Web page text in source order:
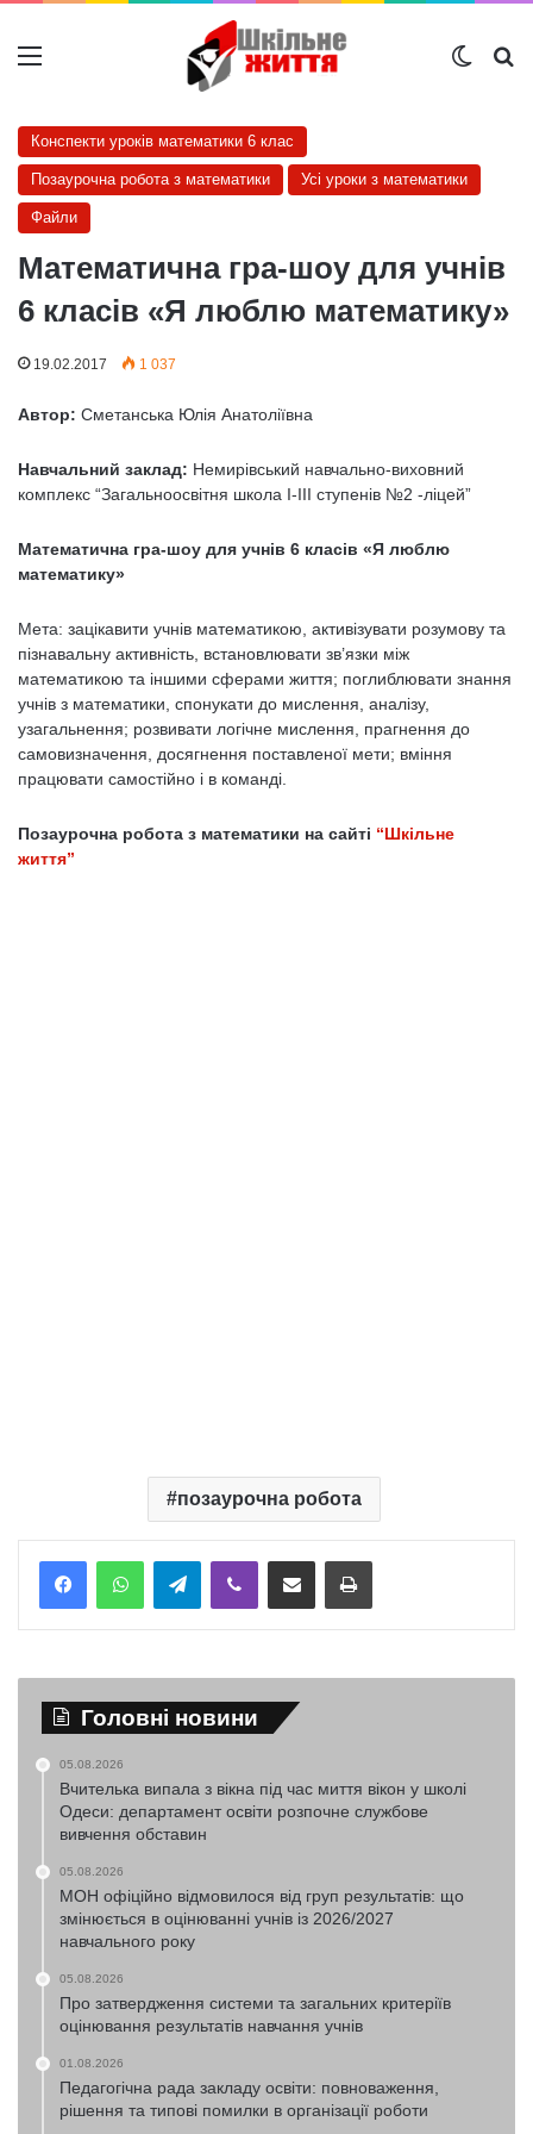
Меню
Конспекти уроків математики 6 клас
Позаурочна робота з математики Усі уроки з математики
Файли
Математична гра-шоу для учнів
6 класів «Я люблю математику»
19.02.2017 1 037
Автор: Сметанська Юлія Анатоліївна
Навчальний заклад: Немирівський навчально-виховний
комплекс “Загальноосвітня школа І-ІІІ ступенів №2 -ліцей”
Математична гра-шоу для учнів 6 класів «Я люблю
математику»
Мета: зацікавити учнів математикою, активізувати розумову та
пізнавальну активність, встановлювати зв’язки між
математикою та іншими сферами життя; поглиблювати знання
учнів з математики, спонукати до мислення, аналізу,
узагальнення; розвивати логічне мислення, прагнення до
самовизначення, досягнення поставленої мети; вміння
працювати самостійно і в команді.
Позаурочна робота з математики на сайті “Шкільне
життя”
позаурочна робота
TelegramViber Надіслати електронною поштоюНадрукувати
Головні новини
05.08.2026
Вчителька випала з вікна під час миття вікон у школі
Одеси: департамент освіти розпочне службове
вивчення обставин
05.08.2026
МОН офіційно відмовилося від груп результатів: що
змінюється в оцінюванні учнів із 2026/2027
навчального року
05.08.2026
Про затвердження системи та загальних критеріїв
оцінювання результатів навчання учнів
01.08.2026
Педагогічна рада закладу освіти: повноваження,
рішення та типові помилки в організації роботи